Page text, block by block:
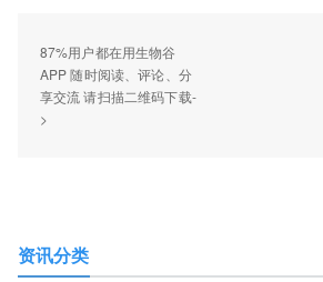
87%用户都在用生物谷
APP 随时阅读、评论、分
享交流 请扫描二维码下载-
>
资讯分类